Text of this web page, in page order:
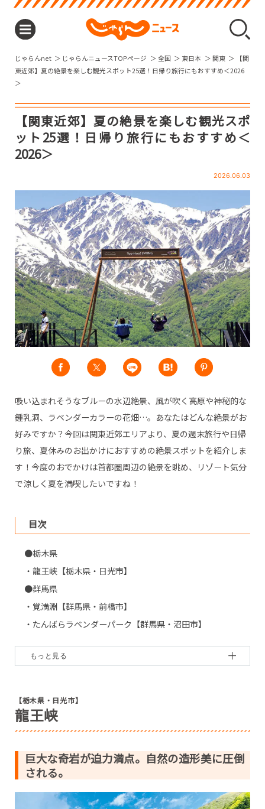
じゃらんnet じゃらんニュースTOPページ 全国 東日本 関東
【関
東近郊】夏の絶景を楽しむ観光スポット25選！日帰り旅行にもおすすめ＜2026
＞
2026.06.03
【関東近郊】夏の絶景を楽しむ観光スポ
ット25選！日帰り旅行にもおすすめ＜
2026＞
吸い込まれそうなブルーの水辺絶景、風が吹く高原や神秘的な
鍾乳洞、ラベンダーカラーの花畑…。あなたはどんな絶景がお
好みですか？今回は関東近郊エリアより、夏の週末旅行や日帰
り旅、夏休みのお出かけにおすすめの絶景スポットを紹介しま
す！今度のおでかけは首都圏周辺の絶景を眺め、リゾート気分
で涼しく夏を満喫したいですね！
目次
●栃木県
・龍王峡【栃木県・日光市】
●群馬県
・覚満淵【群馬県・前橋市】
・たんばらラベンダーパーク【群馬県・沼田市】
・不二洞【群馬県・上野村】
・月待の滝【茨城県・大子町】
●埼玉県
・深谷グリーンパークのユリ【埼玉県・深谷市】
・長瀞岩畳【埼玉県・長瀞町】
・寺坂棚田【埼玉県・横瀬町】
・マザー牧場の桃色吐息【千葉県・富津市】
【栃木県・日光市】
龍王峡
巨大な奇岩が迫力満点。自然の造形美に圧倒
される。